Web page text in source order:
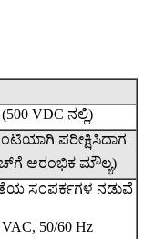
VDC ನಲ್ಲಿ)
ಪರೀಕ್ಷಿಸಿದಾಗ
ಆರಂಭಿಕ ಮೌಲ್ಯ)
ಸಂಪರ್ಕಗಳ ನಡುವೆ
50/60 Hz